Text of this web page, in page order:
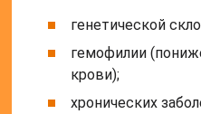
генетической
гемофилии
крови);
хронических